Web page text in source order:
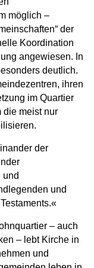
möglich –
der
Koordination
angewiesen. In
deutlich.
ihren
im Quartier
die meist nur
der
und
und
– auch
– lebt Kirche in
und